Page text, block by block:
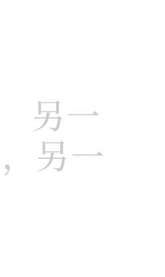
另一
另一